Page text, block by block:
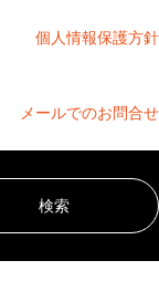
個人情報保護方針
メールでのお問合せ